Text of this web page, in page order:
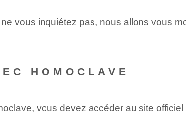
vous inquiétez pas, nous allons vous
HOMOCLAVE
vous devez accéder au site